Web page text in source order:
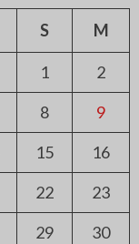
S M
1
2
8
9
15
16
22
23
29
30